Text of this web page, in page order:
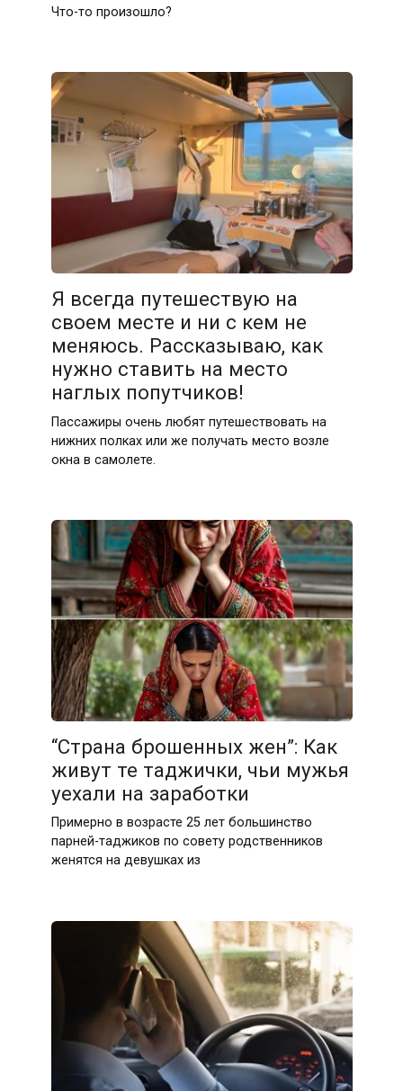
Что-то произошло?
Я всегда путешествую на
своем месте и ни с кем не
меняюсь. Рассказываю, как
нужно ставить на место
наглых попутчиков!
Пассажиры очень любят путешествовать на
нижних полках или же получать место возле
окна в самолете.
“Страна брошенных жен”: Как
живут те таджички, чьи мужья
уехали на заработки
Примерно в возрасте 25 лет большинство
парней-таджиков по совету родственников
женятся на девушках из